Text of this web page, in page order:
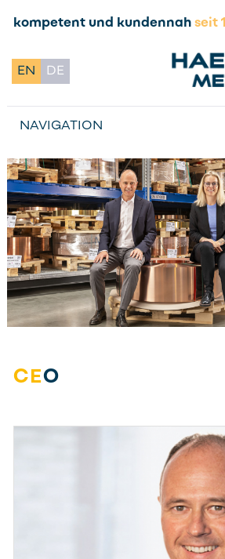
kompetent und kundennahseit
EN DE
NAVIGATION
CEO